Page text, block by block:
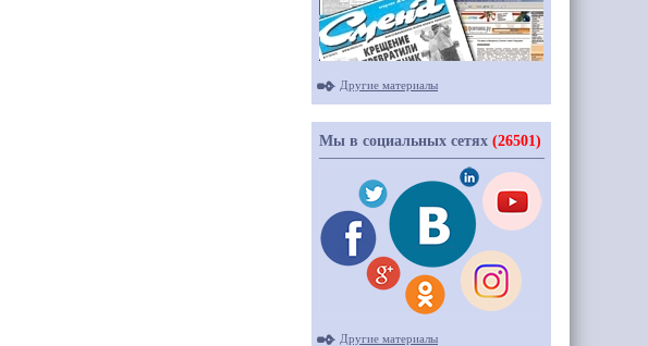
Другие материалы
Мы в социальных сетях (26501)
Другие материалы